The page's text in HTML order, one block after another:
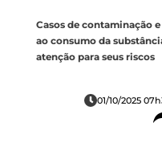
Casos de contaminação
ao consumo da
atenção para seus riscos
01/10/2025